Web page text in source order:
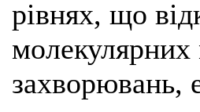
рівнях, що
молекулярних
захворювань,